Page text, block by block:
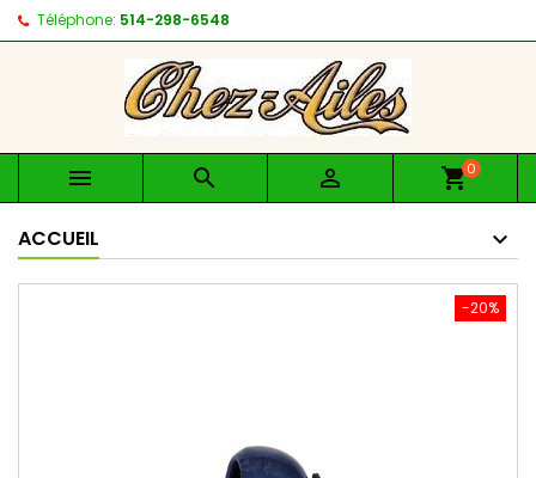
Téléphone: 514-298-6548
   shopping_cart0
ACCUEIL
-20%